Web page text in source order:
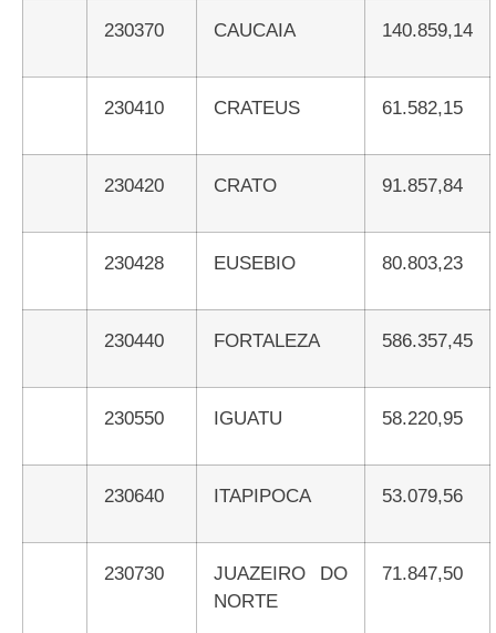
230370 CAUCAIA 140.859,14
230410 CRATEUS 61.582,15
230420 CRATO 91.857,84
230428 EUSEBIO 80.803,23
230440 FORTALEZA 586.357,45
230550 IGUATU 58.220,95
230640 ITAPIPOCA 53.079,56
230730
JUAZEIRO DO
NORTE
71.847,50